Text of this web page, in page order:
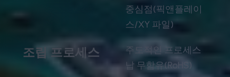
중심점(픽앤플레이
스/XY 파일)
조립 프로세스
주도적인 프로세스
납 무함유(RoHS)